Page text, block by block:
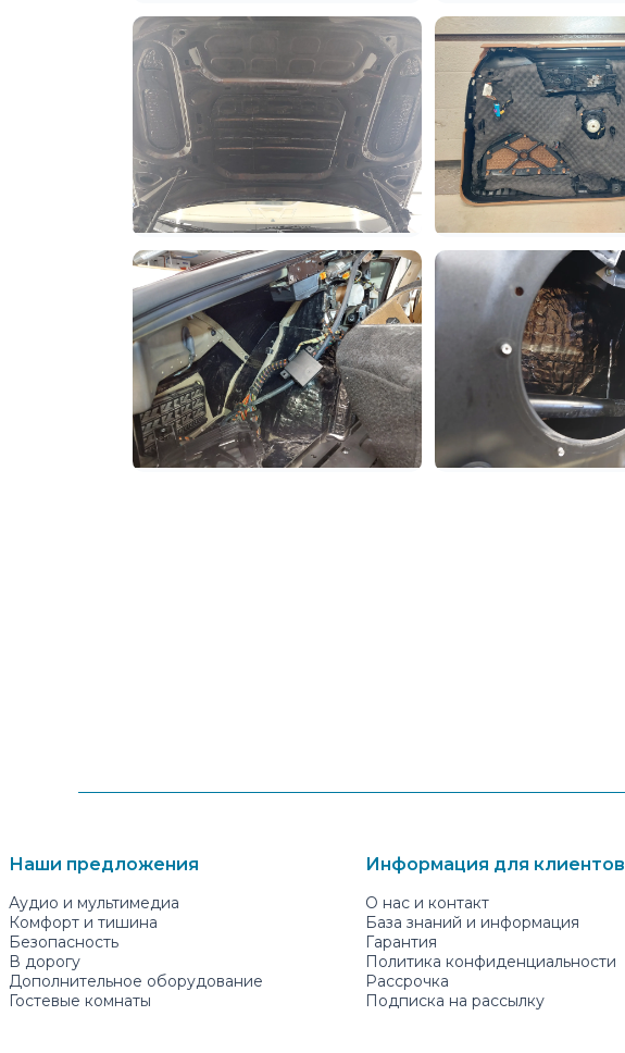
Наши предложения
Аудио и мультимедиа
Комфорт и тишина
Безопасность
В дорогу
Дополнительное оборудование
Гостевые комнаты
Информация для клиентов
О нас и контакт
База знаний и информация
Гарантия
Политика конфиденциальности
Рассрочка
Подписка на рассылку